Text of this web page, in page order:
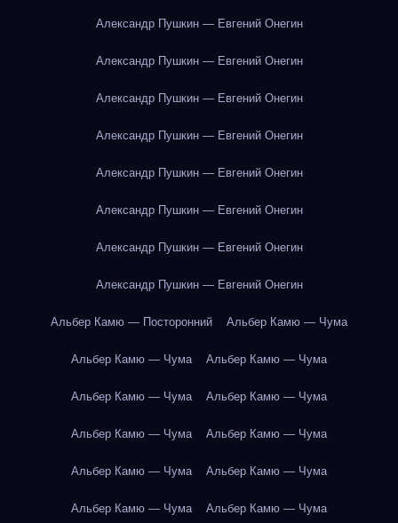
Александр Пушкин — Евгений Онегин
Александр Пушкин — Евгений Онегин
Александр Пушкин — Евгений Онегин
Александр Пушкин — Евгений Онегин
Александр Пушкин — Евгений Онегин
Александр Пушкин — Евгений Онегин
Александр Пушкин — Евгений Онегин
Александр Пушкин — Евгений Онегин
Альбер Камю — Посторонний Альбер Камю — Чума
Альбер Камю — Чума Альбер Камю — Чума
Альбер Камю — Чума Альбер Камю — Чума
Альбер Камю — Чума Альбер Камю — Чума
Альбер Камю — Чума Альбер Камю — Чума
Альбер Камю — Чума Альбер Камю — Чума